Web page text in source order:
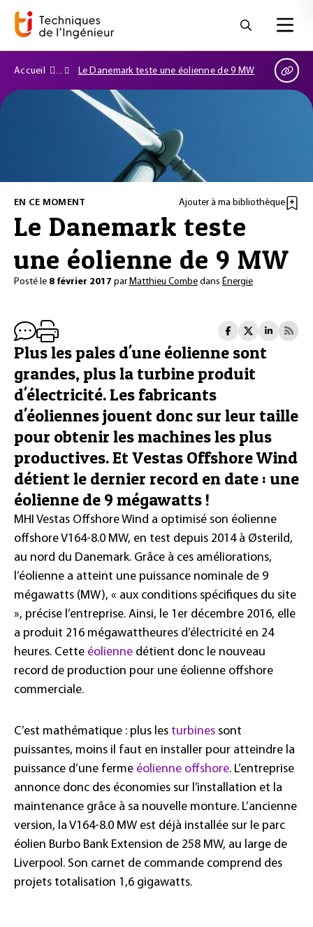
Accueil Le Danemark teste une éolienne de 9 MW
EN CE MOMENT Ajouter à ma bibliothèque
Le Danemark teste
une éolienne de 9 MW
Posté le 8 février 2017 par Matthieu Combe dans Énergie
Plus les pales d'une éolienne sont
grandes, plus la turbine produit
d'électricité. Les fabricants
d'éoliennes jouent donc sur leur taille
pour obtenir les machines les plus
productives. Et Vestas Offshore Wind
détient le dernier record en date : une
éolienne de 9 mégawatts !
MHI Vestas Offshore Wind a optimisé son éolienne
offshore V164-8.0 MW, en test depuis 2014 à Østerild,
au nord du Danemark. Grâce à ces améliorations,
l’éolienne a atteint une puissance nominale de 9
mégawatts (MW), « aux conditions spécifiques du site
», précise l’entreprise. Ainsi, le 1er décembre 2016, elle
a produit 216 mégawattheures d’électricité en 24
heures. Cette éolienne détient donc le nouveau
record de production pour une éolienne offshore
commerciale.
C’est mathématique : plus les turbines sont
puissantes, moins il faut en installer pour atteindre la
puissance d’une ferme éolienne offshore. L’entreprise
annonce donc des économies sur l’installation et la
maintenance grâce à sa nouvelle monture. L’ancienne
version, la V164-8.0 MW est déjà installée sur le parc
éolien Burbo Bank Extension de 258 MW, au large de
Liverpool. Son carnet de commande comprend des
projets totalisation 1,6 gigawatts.